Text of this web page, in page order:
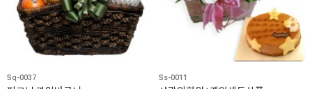
Sq-0037 Ss-0011